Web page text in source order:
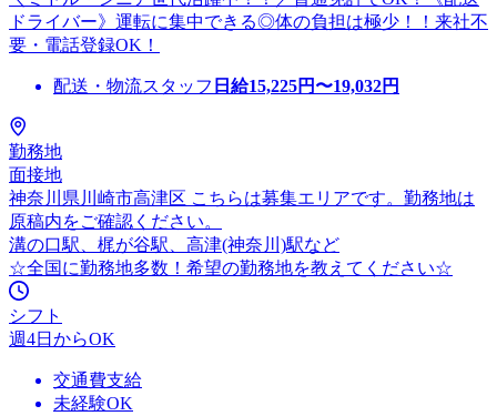
ドライバー》運転に集中できる◎体の負担は極少！！来社不
要・電話登録OK！
配送・物流スタッフ 日給15,225円〜19,032円
勤務地
面接地
神奈川県川崎市高津区 こちらは募集エリアです。勤務地は
原稿内をご確認ください。
溝の口駅、梶が谷駅、高津(神奈川)駅など
☆全国に勤務地多数！希望の勤務地を教えてください☆
シフト
週4日からOK
交通費支給
未経験OK